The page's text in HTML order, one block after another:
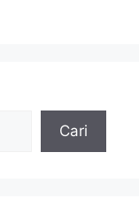
Cari